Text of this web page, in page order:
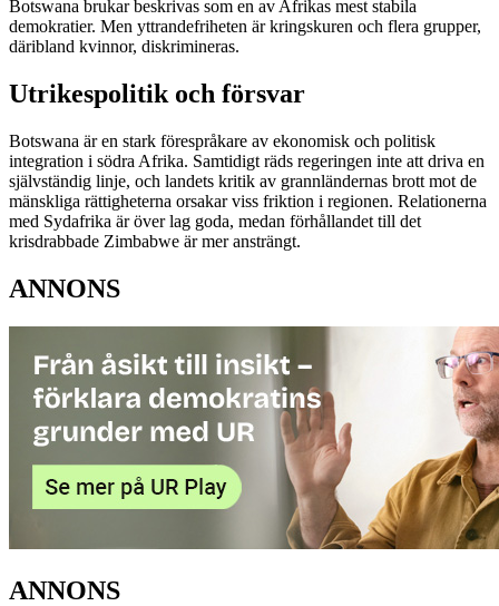
Botswana brukar beskrivas som en av Afrikas mest stabila
demokratier. Men yttrandefriheten är kringskuren och flera grupper,
däribland kvinnor, diskrimineras.
Utrikespolitik och försvar
Botswana är en stark förespråkare av ekonomisk och politisk
integration i södra Afrika. Samtidigt räds regeringen inte att driva en
självständig linje, och landets kritik av grannländernas brott mot de
mänskliga rättigheterna orsakar viss friktion i regionen. Relationerna
med Sydafrika är över lag goda, medan förhållandet till det
krisdrabbade Zimbabwe är mer ansträngt.
ANNONS
ANNONS